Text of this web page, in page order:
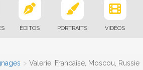
ÉDITOS PORTRAITS VIDÉOS
Valerie, Francaise, Moscou, Russie